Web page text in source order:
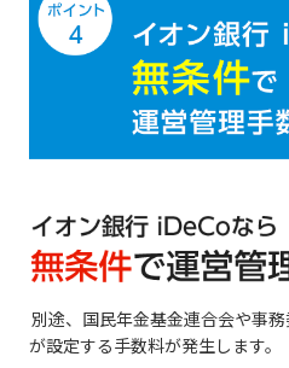
別途、国民年金基金連合会や事務
が設定する手数料が発生します。